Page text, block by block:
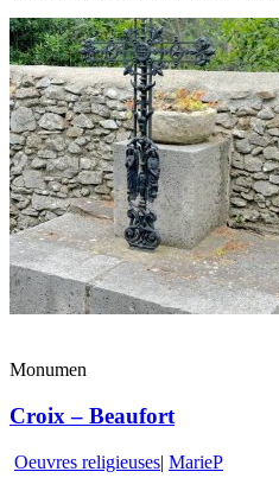
Monumen
Croix – Beaufort
Oeuvres religieuses| MarieP